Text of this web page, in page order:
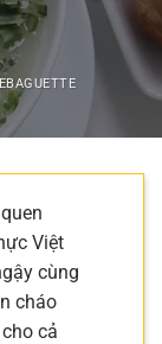
Việt
cùng
cháo
cả